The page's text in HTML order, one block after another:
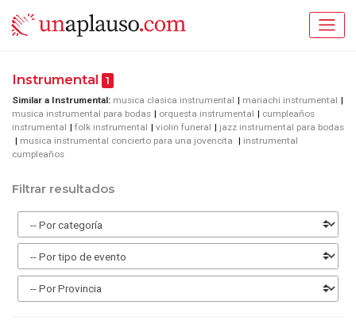
Instrumental 1
Similar a Instrumental: musica clasica instrumental
mariachi instrumental
musica instrumental para bodas
orquesta instrumental
cumpleaños
instrumental
folk instrumental violin funeral
jazz instrumental para bodas
musica instrumental concierto para una jovencita
instrumental
cumpleaños
Filtrar resultados